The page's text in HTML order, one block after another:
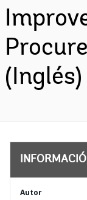
(Inglés)
Autor